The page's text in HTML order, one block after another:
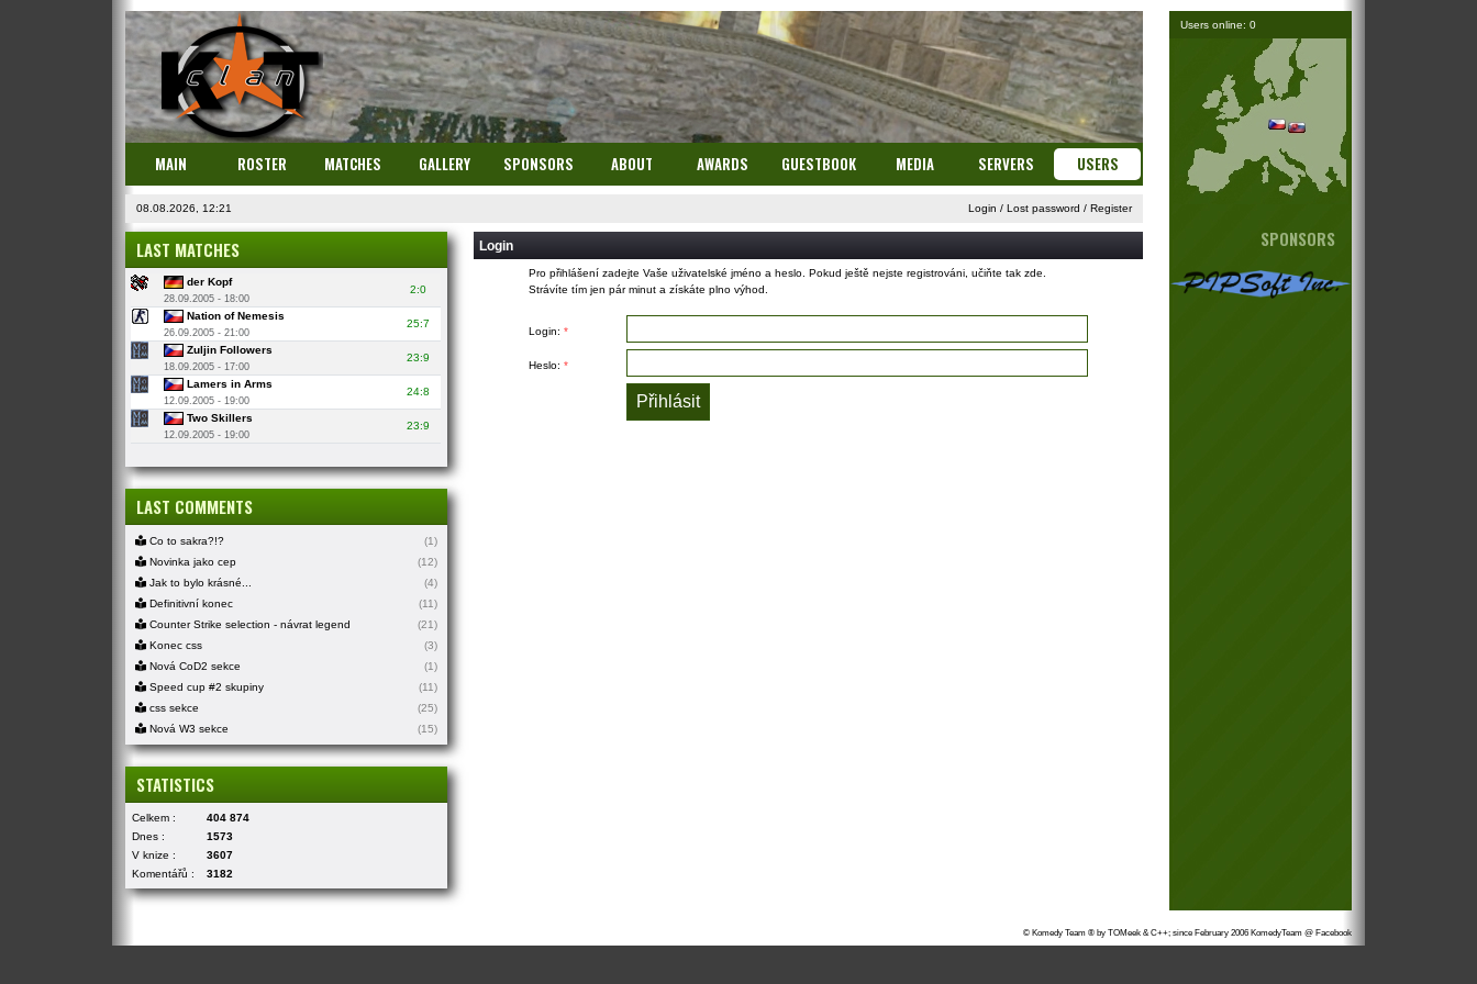
MAIN ROSTER MATCHES GALLERY SPONSORS ABOUT AWARDS GUESTBOOK MEDIA SERVERS USERS
08.08.2026, 12:21 Login / Lost password / Register
LAST MATCHES
der Kopf
28.09.2005 - 18:00
2:0
Nation of Nemesis
26.09.2005 - 21:00
25:7
Zuljin Followers
18.09.2005 - 17:00
23:9
Lamers in Arms
12.09.2005 - 19:00
24:8
Two Skillers
12.09.2005 - 19:00
23:9
LAST COMMENTS
Co to sakra?!?
(1)
Novinka jako cep
(12)
Jak to bylo krásné...
(4)
Definitivní konec
(11)
Counter Strike selection - návrat legend
(21)
Konec css
(3)
Nová CoD2 sekce
(1)
Speed cup #2 skupiny
(11)
css sekce
(25)
Nová W3 sekce
(15)
STATISTICS
Celkem :
404 874
Dnes :
1573
V knize :
3607
Komentářů :
3182
Login
Pro přihlášení zadejte Vaše uživatelské jméno a heslo. Pokud ještě nejste registrováni, učiňte tak zde
Strávíte tím jen pár minut a získáte plno výhod.
Login: *
Heslo: *
Users online: 0
SPONSORS
© Komedy Team ® by TOMeek & C++; since February 2006 KomedyTeam @ Facebook